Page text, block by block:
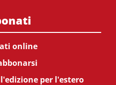
online
per l'estero